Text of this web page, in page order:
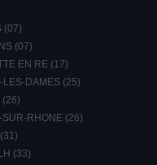
(07)
(07)
EN RE (17)
DAMES (25)
(26)
RHONE (26)
(33)